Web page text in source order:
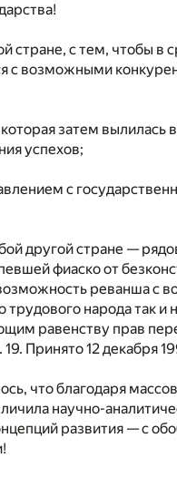
с тем, чтобы в
с возможными
затем
успехов;
с
другой стране —
фиаско от
реванша с
трудового народа так
равенству прав
Принято 12 декабря
что благодаря
научно-
развития — с